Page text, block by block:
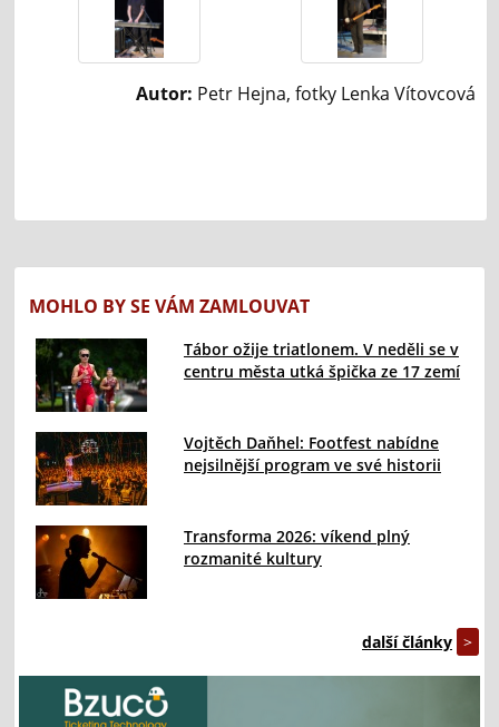
Autor: Petr Hejna, fotky Lenka Vítovcová
MOHLO BY SE VÁM ZAMLOUVAT
Tábor ožije triatlonem. V neděli se v
centru města utká špička ze 17 zemí
Vojtěch Daňhel: Footfest nabídne
nejsilnější program ve své historii
Transforma 2026: víkend plný
rozmanité kultury
další články >